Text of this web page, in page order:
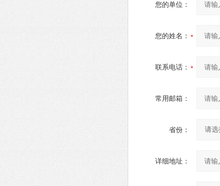
您的单位：
您的姓名：
联系电话：
常用邮箱：
省份：
详细地址：